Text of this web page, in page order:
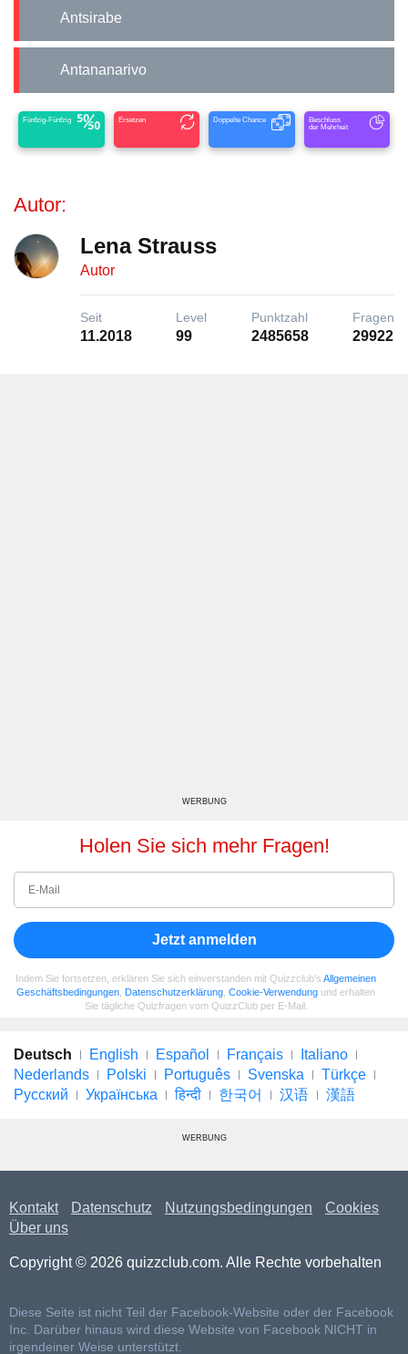
Antsirabe
Antananarivo
Fünfzig-Fünfzig Ersetzen Doppelte Chance
Beschluss
der Mehrheit
Autor:
Lena Strauss
Autor
Seit
11.2018
Level
99
Punktzahl
2485658
Fragen
29922
WERBUNG
Holen Sie sich mehr Fragen!
Jetzt anmelden
Indem Sie fortsetzen, erklären Sie sich einverstanden mit Quizzclub's Allgemeinen
Geschäftsbedingungen Datenschutzerklärung Cookie-Verwendung und erhalten
Sie tägliche Quizfragen vom QuizzClub per E-Mail.
Deutsch English Español Français
Italiano
Nederlands
Polski Português Svenska
Türkçe
Русский
Українська हिन्दी 한국어 汉语 漢語
WERBUNG
Kontakt Datenschutz Nutzungsbedingungen
Cookies
Über uns
Copyright © 2026 quizzclub.com. Alle Rechte vorbehalten
Diese Seite ist nicht Teil der Facebook-Website oder der Facebook
Inc. Darüber hinaus wird diese Website von Facebook NICHT in
irgendeiner Weise unterstützt.